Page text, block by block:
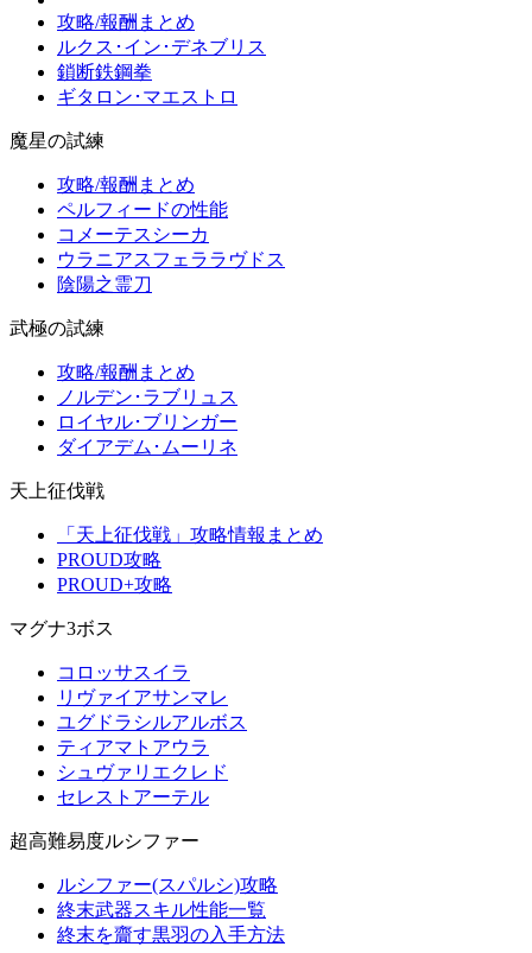
攻略/報酬まとめ
ルクス･イン･デネブリス
鎖断鉄鋼拳
ギタロン･マエストロ
魔星の試練
攻略/報酬まとめ
ペルフィードの性能
コメーテスシーカ
ウラニアスフェララヴドス
陰陽之霊刀
武極の試練
攻略/報酬まとめ
ノルデン･ラブリュス
ロイヤル･ブリンガー
ダイアデム･ムーリネ
天上征伐戦
「天上征伐戦」攻略情報まとめ
PROUD攻略
PROUD+攻略
マグナ3ボス
コロッサスイラ
リヴァイアサンマレ
ユグドラシルアルボス
ティアマトアウラ
シュヴァリエクレド
セレストアーテル
超高難易度ルシファー
ルシファー(スパルシ)攻略
終末武器スキル性能一覧
終末を齎す黒羽の入手方法